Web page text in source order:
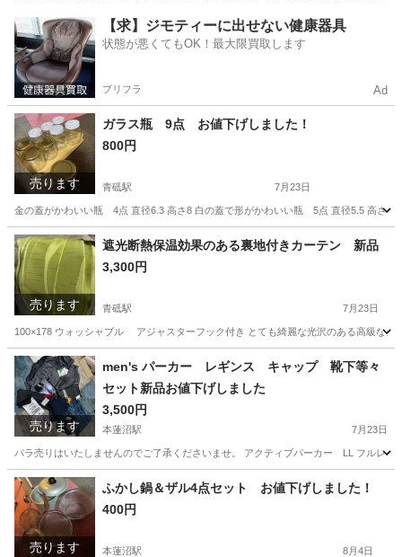
東京 葛飾区 青砥駅 ファブリック、カバー セット
【求】ジモティーに出せない健康器具
状態が悪くてもOK！最大限買取します
プリフラ Ad
売ります
ガラス瓶 9点 お値下げしました！
800円
青砥駅 7月23日
金の蓋がかわいい瓶 4点 直径6.3 高さ8 白の蓋で形がかわいい瓶 5点 直径5.5 高さ11
東京 葛飾区 青砥駅 食器 ガラス瓶
売ります
遮光断熱保温効果のある裏地付きカーテン 新品
3,300円
青砥駅 7月23日
100×178 ウォッシャブル アジャスターフック付き とても綺麗な光沢のある高級な
東京 葛飾区 カーテン、ブラインド カーテン
売ります
men's パーカー レギンス キャップ 靴下等々
セット新品お値下げしました
3,500円
本蓮沼駅 7月23日
バラ売りはいたしませんのでご了承くださいませ。 アクティブパーカー LL フル
東京 板橋区 本蓮沼駅 服/ファッション レギンス
売ります
ふかし鍋＆ザル4点セット お値下げしました！
400円
本蓮沼駅 8月4日